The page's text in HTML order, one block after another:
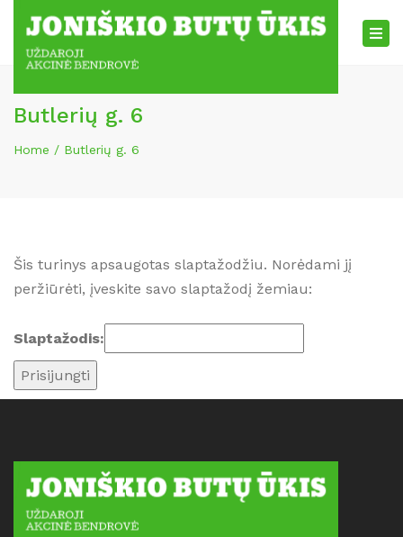
Butlerių g. 6
Home Butlerių g. 6
Šis turinys apsaugotas slaptažodžiu. Norėdami jį
peržiūrėti, įveskite savo slaptažodį žemiau:
Slaptažodis: